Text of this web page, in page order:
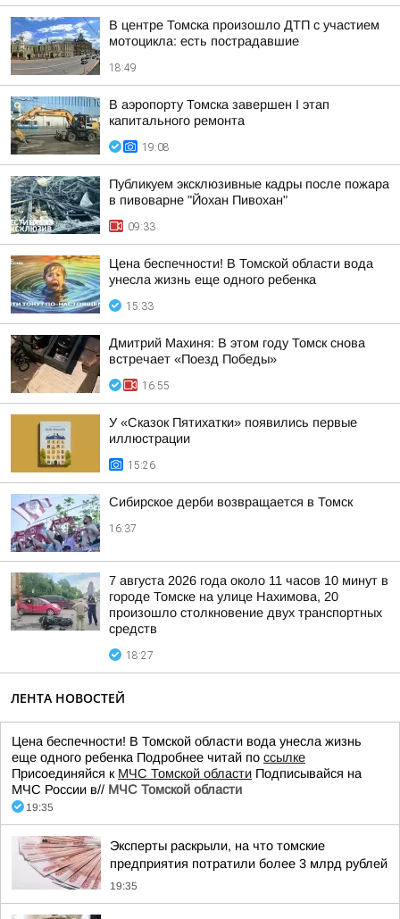
В центре Томска произошло ДТП с участием
мотоцикла: есть пострадавшие
18:49
В аэропорту Томска завершен I этап
капитального ремонта
19:08
Публикуем эксклюзивные кадры после пожара
в пивоварне "Йохан Пивохан"
09:33
Цена беспечности! В Томской области вода
унесла жизнь еще одного ребенка
15:33
Дмитрий Махиня: В этом году Томск снова
встречает «Поезд Победы»
16:55
У «Сказок Пятихатки» появились первые
иллюстрации
15:26
Сибирское дерби возвращается в Томск
16:37
7 августа 2026 года около 11 часов 10 минут в
городе Томске на улице Нахимова, 20
произошло столкновение двух транспортных
средств
18:27
ЛЕНТА НОВОСТЕЙ
Цена беспечности! В Томской области вода унесла жизнь
еще одного ребенка Подробнее читай по ссылке
Присоединяйся к МЧС Томской области Подписывайся на
МЧС России в// МЧС Томской области
19:35
Эксперты раскрыли, на что томские
предприятия потратили более 3 млрд рублей
19:35